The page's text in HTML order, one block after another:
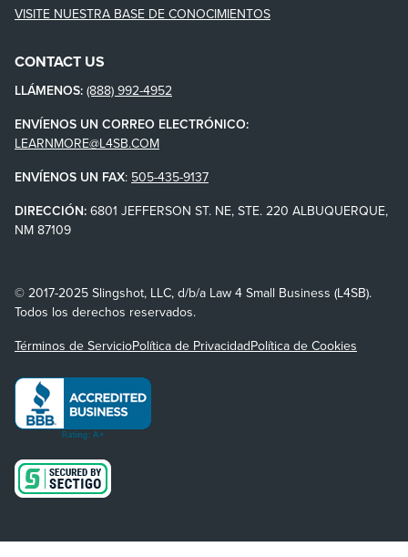
VISITE NUESTRA BASE DE CONOCIMIENTOS
CONTACT US
LLÁMENOS: (888) 992-4952
ENVÍENOS UN CORREO ELECTRÓNICO:
LEARNMORE@L4SB.COM
ENVÍENOS UN FAX: 505-435-9137
DIRECCIÓN: 6801 JEFFERSON ST. NE, STE. 220 ALBUQUERQUE,
NM 87109
© 2017-2025 Slingshot, LLC, d/b/a Law 4 Small Business (L4SB).
Todos los derechos reservados.
Términos de ServicioPolítica de PrivacidadPolítica de Cookies